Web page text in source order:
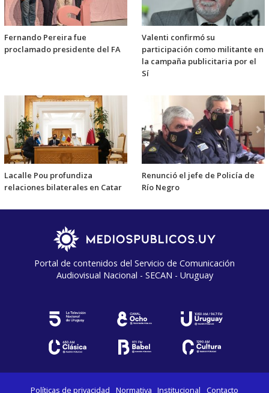
Fernando Pereira fue
proclamado presidente del FA
Valenti confirmó su
participación como militante en
la campaña publicitaria por el
Sí
Lacalle Pou profundiza
relaciones bilaterales en Catar
Renunció el jefe de Policía de
Río Negro
Portal de contenidos del Servicio de Comunicación
Audiovisual Nacional - SECAN - Uruguay
Políticas de privacidad Normativa Institucional Contacto